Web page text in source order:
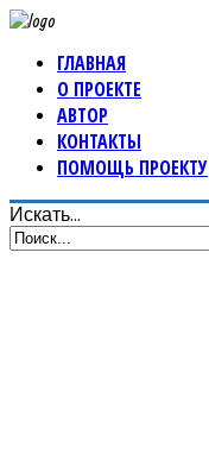
ГЛАВНАЯ
О ПРОЕКТЕ
АВТОР
КОНТАКТЫ
ПОМОЩЬ ПРОЕКТУ
Искать...